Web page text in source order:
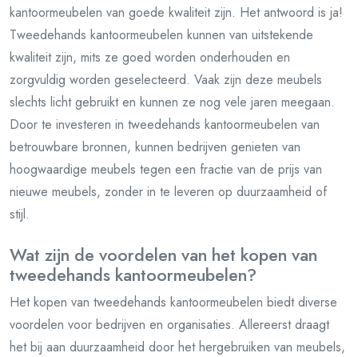
kantoormeubelen van goede kwaliteit zijn. Het antwoord is ja!
Tweedehands kantoormeubelen kunnen van uitstekende
kwaliteit zijn, mits ze goed worden onderhouden en
zorgvuldig worden geselecteerd. Vaak zijn deze meubels
slechts licht gebruikt en kunnen ze nog vele jaren meegaan.
Door te investeren in tweedehands kantoormeubelen van
betrouwbare bronnen, kunnen bedrijven genieten van
hoogwaardige meubels tegen een fractie van de prijs van
nieuwe meubels, zonder in te leveren op duurzaamheid of
stijl.
Wat zijn de voordelen van het kopen van
tweedehands kantoormeubelen?
Het kopen van tweedehands kantoormeubelen biedt diverse
voordelen voor bedrijven en organisaties. Allereerst draagt
het bij aan duurzaamheid door het hergebruiken van meubels,